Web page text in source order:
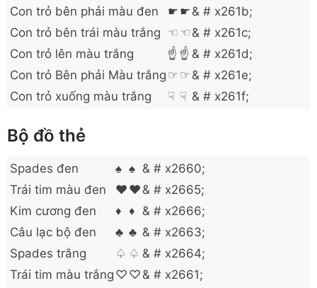
Con trỏ bên phải màu đen ☛ ☛ & # x261b;
Con trỏ bên trái màu trắng ☜ ☜ & # x261c;
Con trỏ lên màu trắng
☝ ☝ & # x261d;
Con trỏ Bên phải Màu trắng ☞ ☞ & # x261e;
Con trỏ xuống màu trắng
☟ ☟ & # x261f;
Bộ đồ thẻ
Spades đen ♠ ♠ & # x2660;
Trái tim màu đen
♥ ♥ & # x2665;
Kim cương đen
♦ ♦ & # x2666;
Câu lạc bộ đen
♣ ♣ & # x2663;
Spades trắng
♤ ♤ & # x2664;
Trái tim màu trắng ♡ ♡ & # x2661;